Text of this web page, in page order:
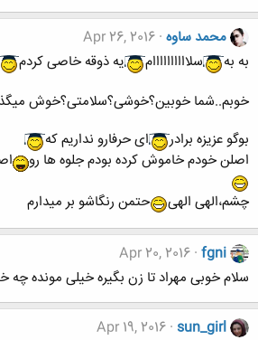
محمد ساوه Apr 26, 2016
به به
سلاااااااااام
یه ذوقه خاصی کردم
خوبم..شما خوبین؟خوشی؟سلامتی؟خوش
بوگو عزیزه برادر
ای حرفارو نداریم که
اصلن خودم خاموش کرده بودم جلوه ها رو
چشم،الهی الهی
حتمن رنگاشو بر میدارم
fgni
Apr 20, 2016
سلام خوبی مهراد تا زن بگیره خیلی مونده چه
sun_girl
Apr 19, 2016